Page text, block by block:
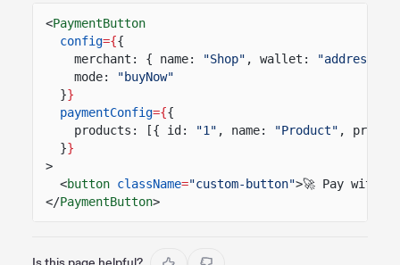
<PaymentButton
config={{
merchant: { name:
"Shop" , wallet: "address"
mode:
"buyNow"
}}
paymentConfig={{
products: [{ id:
"1" , name: "Product" , price:
}}
>
<button className="custom-button">🚀 Pay with
</PaymentButton>